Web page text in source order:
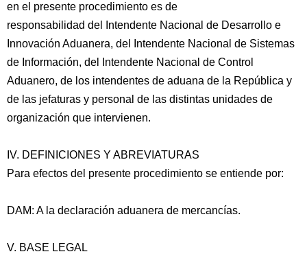
en el presente procedimiento es de
responsabilidad del Intendente Nacional de Desarrollo e
Innovación Aduanera, del Intendente Nacional de Sistemas
de Información, del Intendente Nacional de Control
Aduanero, de los intendentes de aduana de la República y
de las jefaturas y personal de las distintas unidades de
organización que intervienen.
IV. DEFINICIONES Y ABREVIATURAS
Para efectos del presente procedimiento se entiende por:
DAM: A la declaración aduanera de mercancías.
V. BASE LEGAL